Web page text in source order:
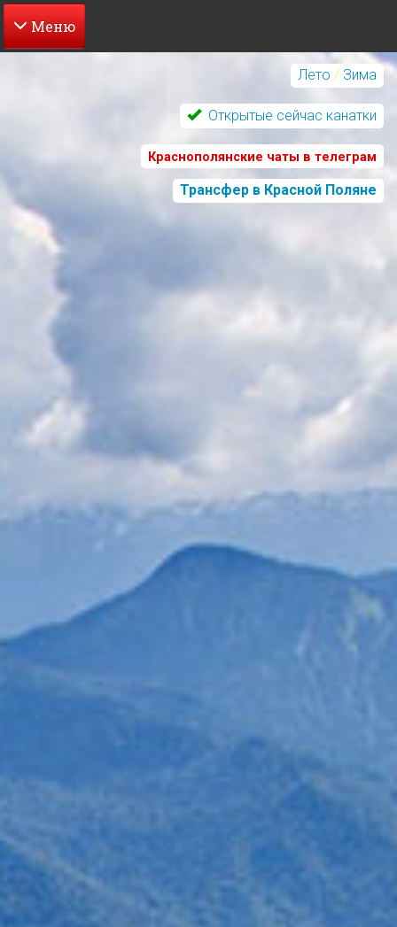
Перейти
Лето / Зима
Открытые сейчас канатки
Краснополянские чаты в телеграм
Трансфер в Красной Поляне